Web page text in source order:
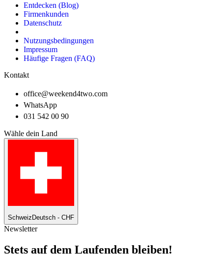
Entdecken (Blog)
Firmenkunden
Datenschutz
Nutzungsbedingungen
Impressum
Häufige Fragen (FAQ)
Kontakt
office@weekend4two.com
WhatsApp
031 542 00 90
Wähle dein Land
Schweiz Deutsch - CHF
Newsletter
Stets auf dem Laufenden bleiben!